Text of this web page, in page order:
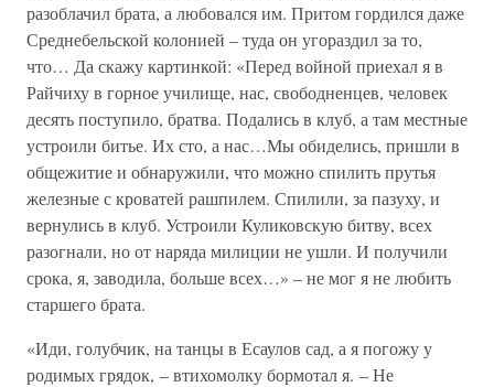
разоблачил брата, а любовался им. Притом гордился даже
Среднебельской колонией – туда он угораздил за то,
что… Да скажу картинкой: «Перед войной приехал я в
Райчиху в горное училище, нас, свободненцев, человек
десять поступило, братва. Подались в клуб, а там местные
устроили битье. Их сто, а нас…Мы обиделись, пришли в
общежитие и обнаружили, что можно спилить прутья
железные с кроватей рашпилем. Спилили, за пазуху, и
вернулись в клуб. Устроили Куликовскую битву, всех
разогнали, но от наряда милиции не ушли. И получили
срока, я, заводила, больше всех…» – не мог я не любить
старшего брата.
«Иди, голубчик, на танцы в Есаулов сад, а я погожу у
родимых грядок, – втихомолку бормотал я. – Не